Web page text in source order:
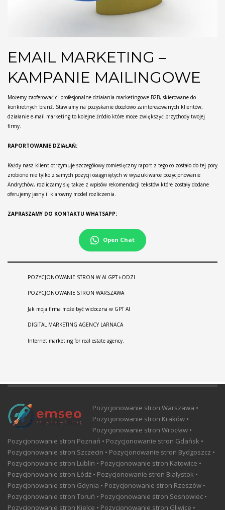
EMAIL MARKETING –
KAMPANIE MAILINGOWE
Możemy zaoferować ci profesjonalne działania marketingowe B2B, skierowane do
konkretnych branż. Stawiamy na pozyskanie docelowo zainteresowanych klientów,
działanie e-mail marketing to kolejne źródło które może zwiększyć przychody twojej
firmy.
RAPORTOWANIE DZIAŁAŃ:
Każdy nasz klient otrzymuje szczegółowy comiesięczny raport z tego co zostało do tej pory
zrobione nie tylko z samych pozycji osiągniętych w wyszukiwarce pozycjonowanie
Andrychów, rozliczamy się także z wpisów rekomendacji tekstów które zostały dodane
oferujemy jasny i klarowny model rozliczenia.
ZAPRASZAMY DO KONTAKTU WHATSAPP:
Open Chat
POZYCJONOWANIE STRON W AI GPT ŁODZI
POZYCJONOWANIE STRON WARSZAWA
Jak moja firma może być widoczna w GPT AI
DIGITAL MARKETING AGENCY LARNACA
Internet marketing for real estate agency.
Pozycjonowanie stron Warszawa •
Pozycjonowanie stron Kraków •
Pozycjonowanie stron Wrocław •
Pozycjonowanie stron Poznań • Pozycjonowanie stron Gdańsk •
Pozycjonowanie stron Szczecin • Pozycjonowanie stron Bydgoszcz •
Pozycjonowanie stron Lublin • Pozycjonowanie stron Katowice •
Pozycjonowanie stron Łódź • Pozycjonowanie stron Białystok •
Pozycjonowanie stron Gdynia • Pozycjonowanie stron Rzeszów •
Pozycjonowanie stron Toruń • Pozycjonowanie stron Sosnowiec •
Pozycjonowanie stron Kielce • Pozycjonowanie stron Gliwice •